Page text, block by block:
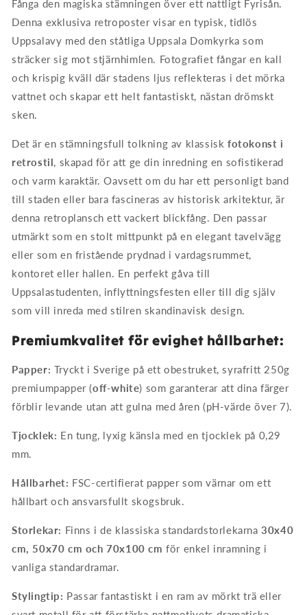
Fånga den magiska stämningen över ett nattligt Fyrisån.
Denna exklusiva retroposter visar en typisk, tidlös
Uppsalavy med den ståtliga Uppsala Domkyrka som
sträcker sig mot stjärnhimlen. Fotografiet fångar en kall
och krispig kväll där stadens ljus reflekteras i det mörka
vattnet och skapar ett helt fantastiskt, nästan drömskt
sken.
Det är en stämningsfull tolkning av klassisk fotokonst i
retrostil, skapad för att ge din inredning en sofistikerad
och varm karaktär. Oavsett om du har ett personligt band
till staden eller bara fascineras av historisk arkitektur, är
denna retroplansch ett vackert blickfång. Den passar
utmärkt som en stolt mittpunkt på en elegant tavelvägg
eller som en fristående prydnad i vardagsrummet,
kontoret eller hallen. En perfekt gåva till
Uppsalastudenten, inflyttningsfesten eller till dig själv
som vill inreda med stilren skandinavisk design.
Premiumkvalitet för evighet hållbarhet:
Papper: Tryckt i Sverige på ett obestruket, syrafritt 250g
premiumpapper (off-white) som garanterar att dina färger
förblir levande utan att gulna med åren (pH-värde över 7).
Tjocklek: En tung, lyxig känsla med en tjocklek på 0,29
mm.
Hållbarhet: FSC-certifierat papper som värnar om ett
hållbart och ansvarsfullt skogsbruk.
Storlekar: Finns i de klassiska standardstorlekarna30x40
cm, 50x70 cm och 70x100 cm för enkel inramning i
vanliga standardramar.
Stylingtip: Passar fantastiskt i en ram av mörkt trä eller